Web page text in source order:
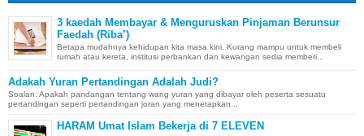
3 kaedah Membayar & Menguruskan Pinjaman Berunsur
Faedah (Riba’)
Betapa mudahnya kehidupan kita masa kini. Kurang mampu untuk membeli
rumah atau kereta, institusi perbankan dan kewangan sedia memberi...
Adakah Yuran Pertandingan Adalah Judi?
Soalan: Apakah pandangan tentang wang yuran yang dibayar oleh peserta sesuatu
pertandingan seperti pertandingan joran yang menetapkan...
HARAM Umat Islam Bekerja di 7 ELEVEN